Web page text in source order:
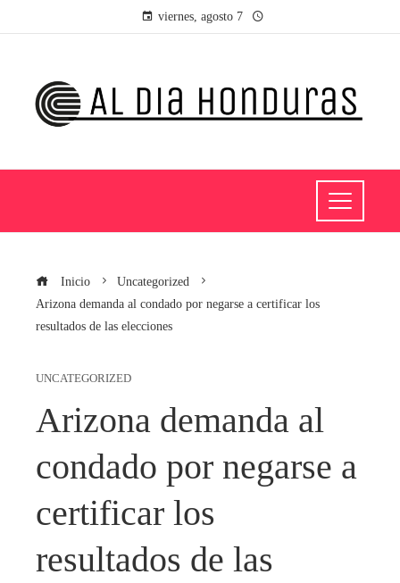
viernes, agosto 7
Inicio
Uncategorized
Arizona demanda al condado por negarse a certificar los
resultados de las elecciones
UNCATEGORIZED
Arizona demanda al
condado por negarse a
certificar los
resultados de las